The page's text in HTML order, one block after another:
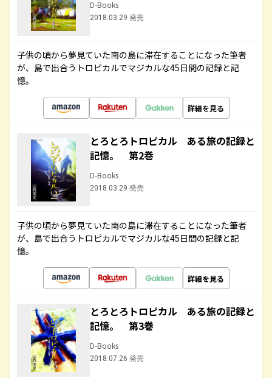
D-Books
2018.03.29 発売
子供の頃から夢見ていた南の島に滞在することになった筆者
が、島で出合うトロピカルでマジカルな45日間の記録と記
憶。
詳細を見る
とろとろトロピカル ある旅の記録と
記憶。 第2巻
D-Books
2018.03.29 発売
子供の頃から夢見ていた南の島に滞在することになった筆者
が、島で出合うトロピカルでマジカルな45日間の記録と記
憶。
詳細を見る
とろとろトロピカル ある旅の記録と
記憶。 第3巻
D-Books
2018.07.26 発売